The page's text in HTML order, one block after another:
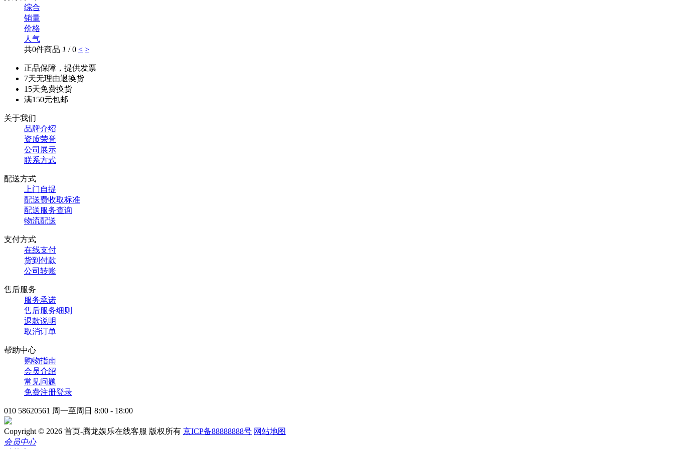
综合
销量
价格
人气
共0件商品 1 / 0 < >
正品保障，提供发票
7天无理由退换货
15天免费换货
满150元包邮
关于我们
品牌介绍
资质荣誉
公司展示
联系方式
配送方式
上门自提
配送费收取标准
配送服务查询
物流配送
支付方式
在线支付
货到付款
公司转账
售后服务
服务承诺
售后服务细则
退款说明
取消订单
帮助中心
购物指南
会员介绍
常见问题
免费注册登录
010 58620561 周一至周日 8:00 - 18:00
Copyright © 2026 首页-腾龙娱乐在线客服 版权所有 京ICP备88888888号 网站地图
会员中心